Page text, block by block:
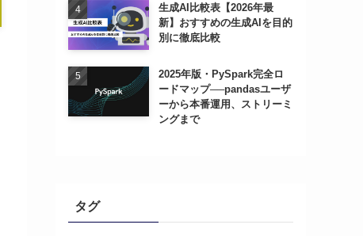
生成AI比較表【2026年最
新】おすすめの生成AIを目的
別に徹底比較
2025年版・PySpark完全ロ
ードマップ──pandasユーザ
ーから本番運用、ストリーミ
ングまで
タグ